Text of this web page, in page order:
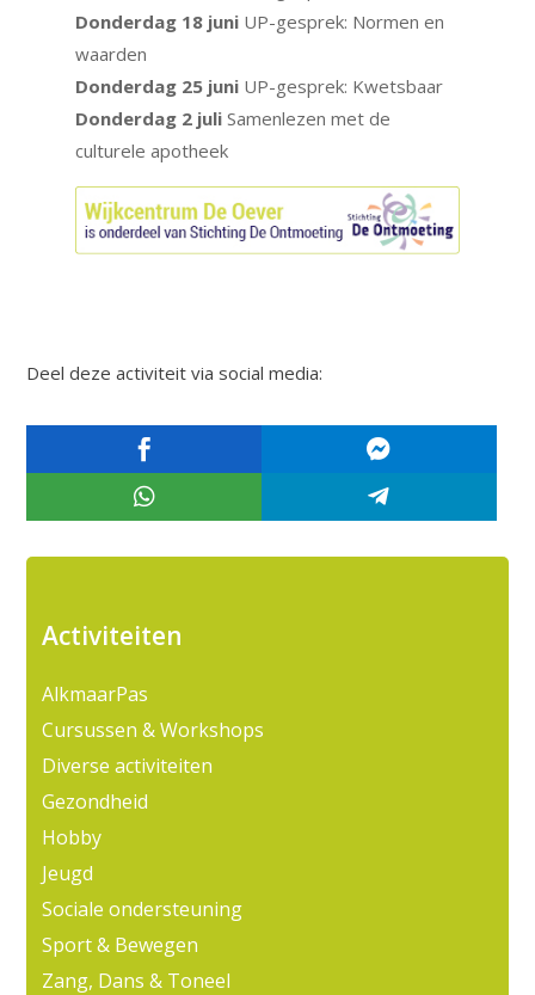
Donderdag 18 juniUP-gesprek: Normen en
waarden
Donderdag 25 juniUP-gesprek: Kwetsbaar
Donderdag 2 juliSamenlezen met de
culturele apotheek
Deel deze activiteit via social media:




Activiteiten
AlkmaarPas
Cursussen & Workshops
Diverse activiteiten
Gezondheid
Hobby
Jeugd
Sociale ondersteuning
Sport & Bewegen
Zang, Dans & Toneel